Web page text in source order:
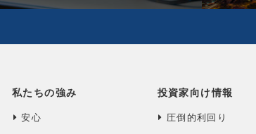
私たちの強み
安心
投資家向け情報
圧倒的利回り